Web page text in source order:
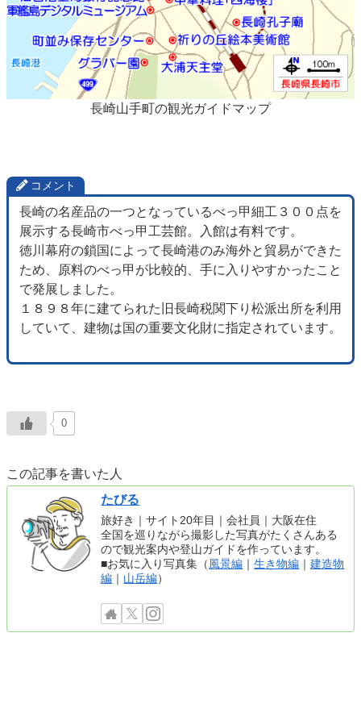
長崎山手町の観光ガイドマップ
コメント
長崎の名産品の一つとなっているべっ甲細工３００点を
展示する長崎市べっ甲工芸館。入館は有料です。
徳川幕府の鎖国によって長崎港のみ海外と貿易ができた
ため、原料のべっ甲が比較的、手に入りやすかったこと
で発展しました。
１８９８年に建てられた旧長崎税関下り松派出所を利用
していて、建物は国の重要文化財に指定されています。
0
この記事を書いた人
たびる
旅好き｜サイト20年目｜会社員｜大阪在住
全国を巡りながら撮影した写真がたくさんある
ので観光案内や登山ガイドを作っています。
■お気に入り写真集（風景編 ｜生き物編 ｜建造物
編 ｜ 山岳編）